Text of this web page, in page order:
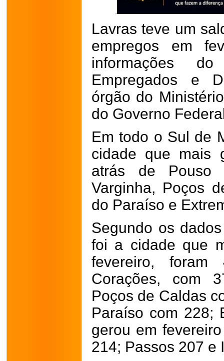
Lavras teve um
empregos em
informações
Empregados e
órgão do
do Governo
Em todo o Sul de
cidade que mais
atrás de Pouso
Varginha, Poços
do Paraíso e
Segundo os
foi a cidade que
fevereiro,
Corações, com
Poços de Caldas
Paraíso com 228;
gerou em
214; Passos 207 e